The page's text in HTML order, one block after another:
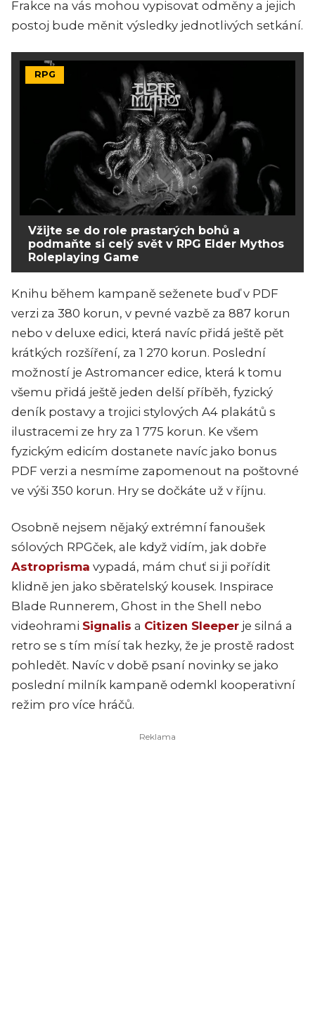
Frakce na vás mohou vypisovat odměny a jejich
postoj bude měnit výsledky jednotlivých setkání.
RPG
Vžijte se do role prastarých bohů a
podmaňte si celý svět v RPG Elder Mythos
Roleplaying Game
Knihu během kampaně seženete buď v PDF
verzi za 380 korun, v pevné vazbě za 887 korun
nebo v deluxe edici, která navíc přidá ještě pět
krátkých rozšíření, za 1 270 korun. Poslední
možností je Astromancer edice, která k tomu
všemu přidá ještě jeden delší příběh, fyzický
deník postavy a trojici stylových A4 plakátů s
ilustracemi ze hry za 1 775 korun. Ke všem
fyzickým edicím dostanete navíc jako bonus
PDF verzi a nesmíme zapomenout na poštovné
ve výši 350 korun. Hry se dočkáte už v říjnu.
Osobně nejsem nějaký extrémní fanoušek
sólových RPGček, ale když vidím, jak dobře
Astroprisma vypadá, mám chuť si ji pořídit
klidně jen jako sběratelský kousek. Inspirace
Blade Runnerem, Ghost in the Shell nebo
videohrami Signalis a Citizen Sleeper je silná a
retro se s tím mísí tak hezky, že je prostě radost
pohledět. Navíc v době psaní novinky se jako
poslední milník kampaně odemkl kooperativní
režim pro více hráčů.